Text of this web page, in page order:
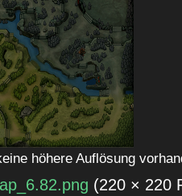
höhere Auflösung
(220 × 220